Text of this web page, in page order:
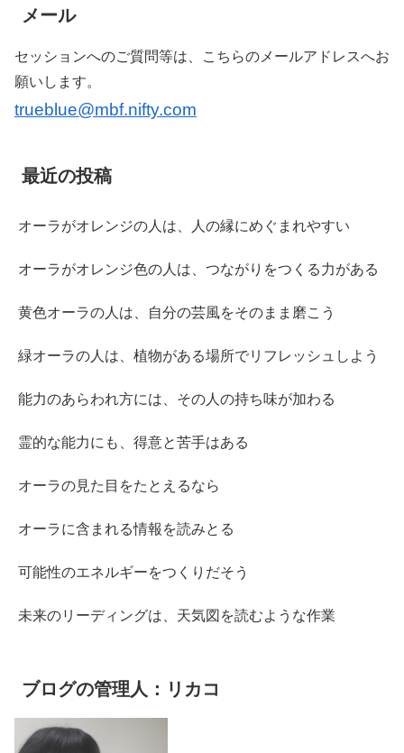
メール
セッションへのご質問等は、こちらのメールアドレスへお
願いします。
trueblue@mbf.nifty.com
最近の投稿
オーラがオレンジの人は、人の縁にめぐまれやすい
オーラがオレンジ色の人は、つながりをつくる力がある
黄色オーラの人は、自分の芸風をそのまま磨こう
緑オーラの人は、植物がある場所でリフレッシュしよう
能力のあらわれ方には、その人の持ち味が加わる
霊的な能力にも、得意と苦手はある
オーラの見た目をたとえるなら
オーラに含まれる情報を読みとる
可能性のエネルギーをつくりだそう
未来のリーディングは、天気図を読むような作業
ブログの管理人：リカコ